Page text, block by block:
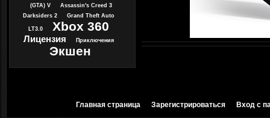
(GTA) V
Assassin's Creed 3
Darksiders 2
Grand Theft Auto
LT3.0 Xbox 360
Лицензия Приключения
Экшен
Главная страница Зарегистрироваться Вход с